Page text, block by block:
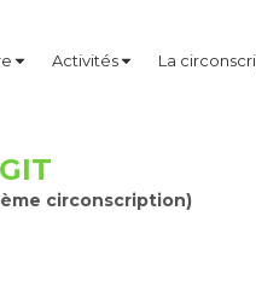
Activités La
circonscription)